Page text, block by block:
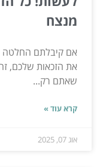
מנצח
אם קיבלתם החלטה
את הזכאות שלכם,
שאתם רק...
קרא עוד »
אוג 07, 2025